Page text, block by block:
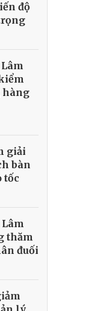
độ
hàng
giải
bàn
tốc
thăm
đuối